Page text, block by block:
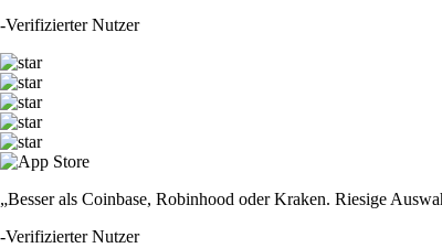
-Verifizierter Nutzer
„Besser als Coinbase, Robinhood oder Kraken. Riesige
-Verifizierter Nutzer